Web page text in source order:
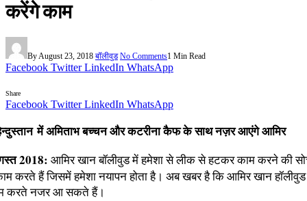
करेंगे काम
ByAugust 23, 2018 बॉलीवुड No Comments1 Min Read
Facebook Twitter LinkedIn WhatsApp
Share
Facebook Twitter LinkedIn WhatsApp
में अमिताभ बच्चन और कटरीना कैफ के साथ नज़र आएंगे आमिर
2018: आमिर खान बॉलीवुड में हमेशा से लीक से हटकर काम करने की
करते हैं जिसमें हमेशा नयापन होता है। अब खबर है कि आमिर खान
करते नजर आ सकते हैं।